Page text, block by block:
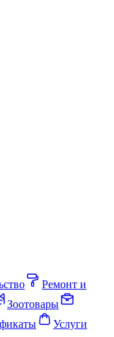
Ремонт и
Зоотовары
Услуги